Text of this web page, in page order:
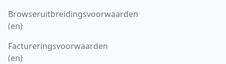
Browseruitbreidingsvoorwaarden
(en)
Factureringsvoorwaarden
(en)